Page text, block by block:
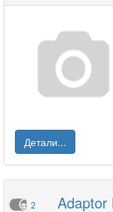
Детали...
2